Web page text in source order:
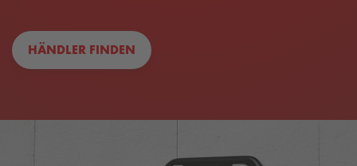
HÄNDLER FINDEN